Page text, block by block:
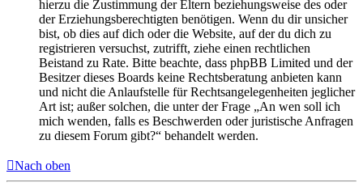
hierzu die Zustimmung der Eltern beziehungsweise des oder
der Erziehungsberechtigten benötigen. Wenn du dir unsicher
bist, ob dies auf dich oder die Website, auf der du dich zu
registrieren versuchst, zutrifft, ziehe einen rechtlichen
Beistand zu Rate. Bitte beachte, dass phpBB Limited und der
Besitzer dieses Boards keine Rechtsberatung anbieten kann
und nicht die Anlaufstelle für Rechtsangelegenheiten jeglicher
Art ist; außer solchen, die unter der Frage „An wen soll ich
mich wenden, falls es Beschwerden oder juristische Anfragen
zu diesem Forum gibt?“ behandelt werden.
Nach oben